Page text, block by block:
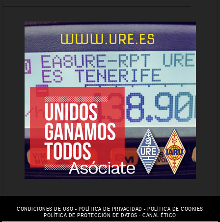
CONDICIONES DE USO - POLÍTICA DE PRIVACIDAD -POLÍTICA DE COOKIES
POLÍTICA DE PROTECCIÓN DE DATOS -CANAL ÉTICO